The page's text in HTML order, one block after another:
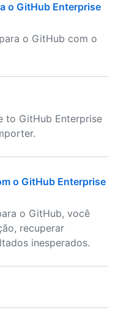
o GitHub Enterprise
o GitHub com o
to GitHub Enterprise
o GitHub Enterprise
o GitHub, você
recuperar
inesperados.